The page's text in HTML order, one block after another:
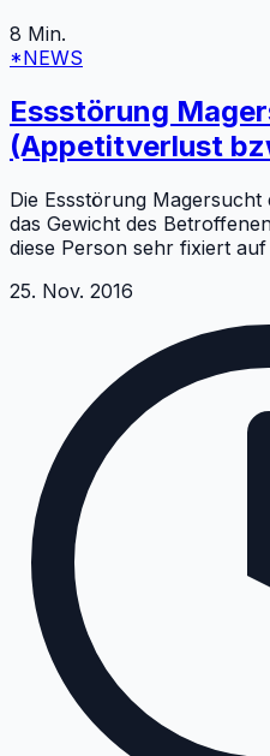
8 Min.
*NEWS
Essstörung
(Appetitverlust
Die Essstörung
das Gewicht des
diese Person sehr fixiert
25. Nov. 2016